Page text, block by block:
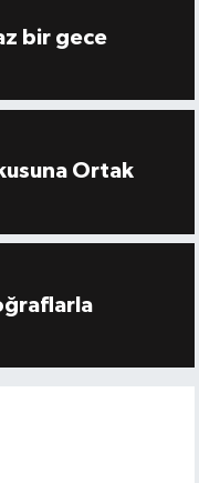
bir gece
Ortak